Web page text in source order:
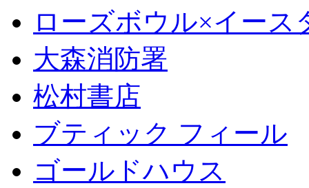
ローズボウル×イース
大森消防署
松村書店
ブティック フィール
ゴールドハウス